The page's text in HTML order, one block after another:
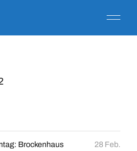
Brockenhaus 28 Feb.